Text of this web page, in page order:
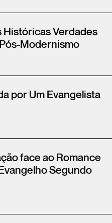
Históricas Verdades
Modernismo
por Um Evangelista
face ao Romance
Segundo